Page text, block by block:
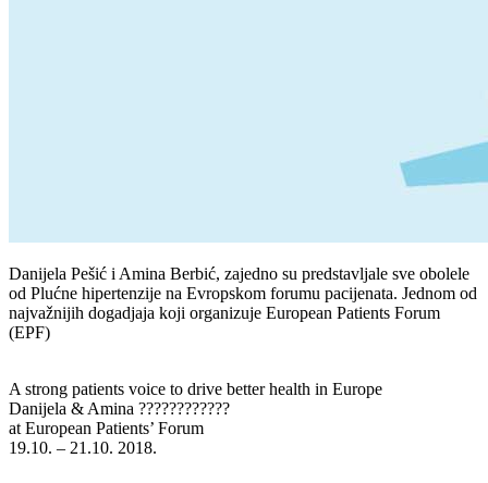
Danijela Pešić i Amina Berbić, zajedno su predstavljale sve obolele
od Plućne hipertenzije na Evropskom forumu pacijenata. Jednom od
najvažnijih dogadjaja koji organizuje European Patients Forum
(EPF)
A strong patients voice to drive better health in Europe
Danijela & Amina ????????????
at European Patients’ Forum
19.10. – 21.10. 2018.